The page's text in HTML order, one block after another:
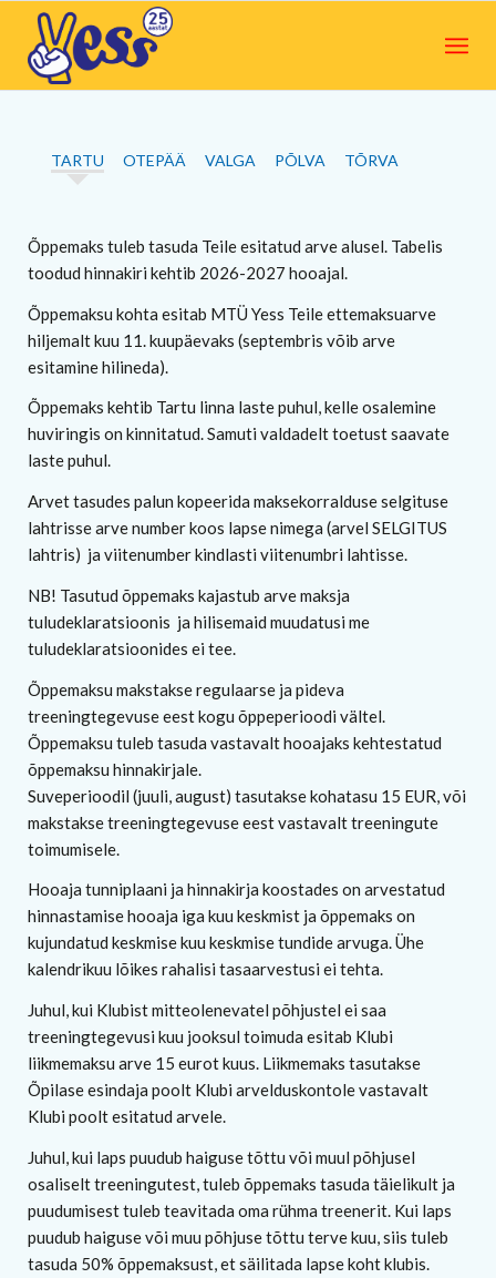
TARTU OTEPÄÄ VALGA PÕLVA TÕRVA
Õppemaks tuleb tasuda Teile esitatud arve alusel. Tabelis
toodud hinnakiri kehtib 2026-2027 hooajal.
Õppemaksu kohta esitab MTÜ Yess Teile ettemaksuarve
hiljemalt kuu 11. kuupäevaks (septembris võib arve
esitamine hilineda).
Õppemaks kehtib Tartu linna laste puhul, kelle osalemine
huviringis on kinnitatud. Samuti valdadelt toetust saavate
laste puhul.
Arvet tasudes palun kopeerida maksekorralduse selgituse
lahtrisse arve number koos lapse nimega (arvel SELGITUS
lahtris) ja viitenumber kindlasti viitenumbri lahtisse.
NB! Tasutud õppemaks kajastub arve maksja
tuludeklaratsioonis ja hilisemaid muudatusi me
tuludeklaratsioonides ei tee.
Õppemaksu makstakse regulaarse ja pideva
treeningtegevuse eest kogu õppeperioodi vältel.
Õppemaksu tuleb tasuda vastavalt hooajaks kehtestatud
õppemaksu hinnakirjale.
Suveperioodil (juuli, august) tasutakse kohatasu 15 EUR, või
makstakse treeningtegevuse eest vastavalt treeningute
toimumisele.
Hooaja tunniplaani ja hinnakirja koostades on arvestatud
hinnastamise hooaja iga kuu keskmist ja õppemaks on
kujundatud keskmise kuu keskmise tundide arvuga. Ühe
kalendrikuu lõikes rahalisi tasaarvestusi ei tehta.
Juhul, kui Klubist mitteolenevatel põhjustel ei saa
treeningtegevusi kuu jooksul toimuda esitab Klubi
liikmemaksu arve 15 eurot kuus. Liikmemaks tasutakse
Õpilase esindaja poolt Klubi arvelduskontole vastavalt
Klubi poolt esitatud arvele.
Juhul, kui laps puudub haiguse tõttu või muul põhjusel
osaliselt treeningutest, tuleb õppemaks tasuda täielikult ja
puudumisest tuleb teavitada oma rühma treenerit. Kui laps
puudub haiguse või muu põhjuse tõttu terve kuu, siis tuleb
tasuda 50% õppemaksust, et säilitada lapse koht klubis.